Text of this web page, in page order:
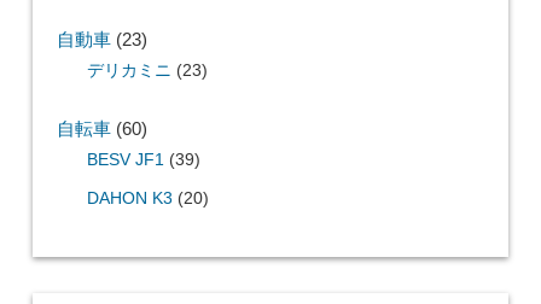
自動車(23)
デリカミニ (23)
自転車(60)
BESV JF1 (39)
DAHON K3 (20)